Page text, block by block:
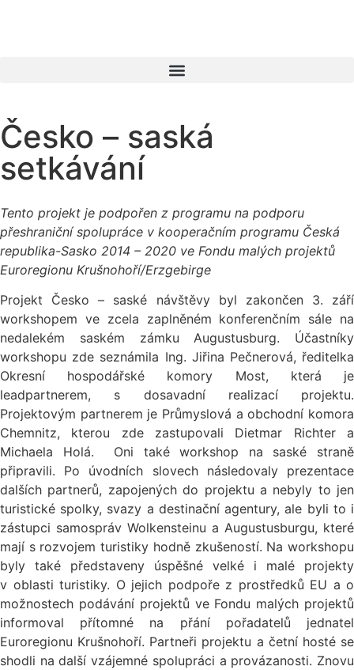
Česko – saská
setkávání
Tento projekt je podpořen z programu na podporu
přeshraniční spolupráce v kooperačním programu Česká
republika-Sasko 2014 – 2020 ve Fondu malých projektů
Euroregionu Krušnohoří/Erzgebirge
Projekt Česko – saské návštěvy byl zakončen 3. září
workshopem ve zcela zaplněném konferenčním sále na
nedalekém saském zámku Augustusburg. Účastníky
workshopu zde seznámila Ing. Jiřina Pečnerová, ředitelka
Okresní hospodářské komory Most, která je
leadpartnerem, s dosavadní realizací projektu.
Projektovým partnerem je Průmyslová a obchodní komora
Chemnitz, kterou zde zastupovali Dietmar Richter a
Michaela Holá. Oni také workshop na saské straně
připravili. Po úvodních slovech následovaly prezentace
dalších partnerů, zapojených do projektu a nebyly to jen
turistické spolky, svazy a destinační agentury, ale byli to i
zástupci samospráv Wolkensteinu a Augustusburgu, které
mají s rozvojem turistiky hodně zkušeností. Na workshopu
byly také představeny úspěšné velké i malé projekty
v oblasti turistiky. O jejich podpoře z prostředků EU a o
možnostech podávání projektů ve Fondu malých projektů
informoval přítomné na přání pořadatelů jednatel
Euroregionu Krušnohoří. Partneři projektu a četní hosté se
shodli na další vzájemné spolupráci a provázanosti. Znovu